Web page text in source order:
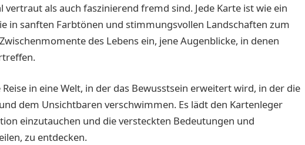
vertraut als auch faszinierend fremd sind. Jede Karte ist wie ein
in sanften Farbtönen und stimmungsvollen Landschaften zum
des Lebens ein, jene Augenblicke, in denen
in eine Welt, in der das Bewusstsein erweitert wird, in der die
dem Unsichtbaren verschwimmen. Es lädt den Kartenleger
einzutauchen und die versteckten Bedeutungen und
zu entdecken.